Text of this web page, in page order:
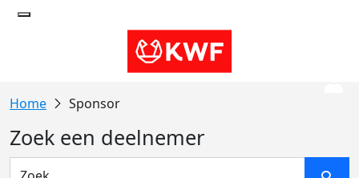
Sponsor
Zoek een deelnemer